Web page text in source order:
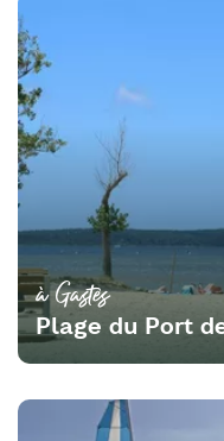
à Gastes
Plage du Port